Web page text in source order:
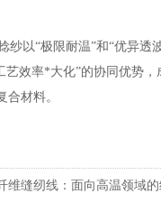
以“极限耐温”和“优异透
艺效率*大化”的协同优势
合材料。
维缝纫线：面向高温领域